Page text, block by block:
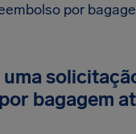
por
bagagem